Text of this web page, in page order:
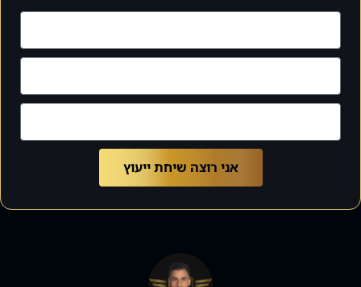
אני רוצה שיחת ייעוץ